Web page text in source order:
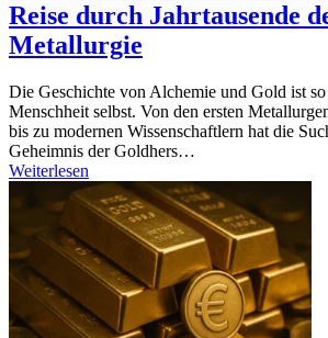
Reise durch Jahrtausende
Metallurgie
Die Geschichte von Alchemie und Gold ist
Menschheit selbst. Von den ersten
bis zu modernen Wissenschaftlern hat die
Geheimnis der Goldhers…
Weiterlesen